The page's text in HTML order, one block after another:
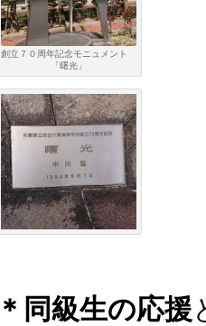
創立７０周年記念モニュメント
「曙光」
＊同級生の応援